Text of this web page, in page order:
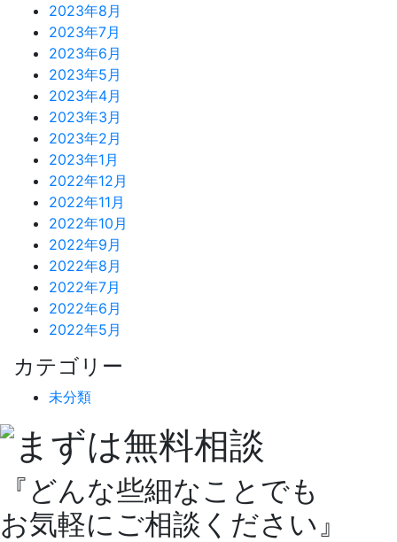
2023年8月
2023年7月
2023年6月
2023年5月
2023年4月
2023年3月
2023年2月
2023年1月
2022年12月
2022年11月
2022年10月
2022年9月
2022年8月
2022年7月
2022年6月
2022年5月
カテゴリー
未分類
『どんな些細なことでも
お気軽にご相談ください』